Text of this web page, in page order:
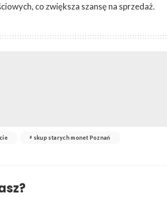
co zwiększa szansę na sprzedaż.
skup starych monet Poznań